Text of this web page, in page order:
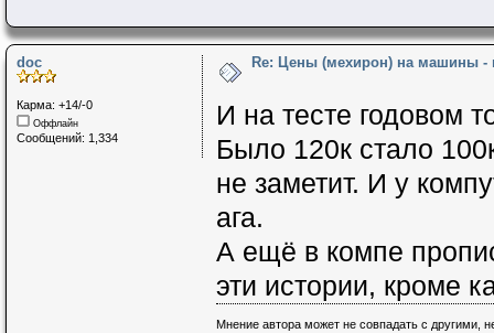
doc
Карма: +14/-0
Оффлайн
Сообщений: 1,334
Re: Цены (мехирон) на машины -
И на тесте годовом
Было 120к стало
не заметит. И у
ага.
А ещё в компе
эти истории, кроме
Мнение автора может не совпадать с другими,